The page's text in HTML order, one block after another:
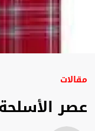
مقالات
عصر